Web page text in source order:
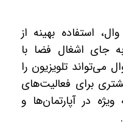
استفاده بهینه از
جای اشغال فضا با
می‌تواند تلویزیون را
برای فعالیت‌های
در آپارتمان‌ها و
.